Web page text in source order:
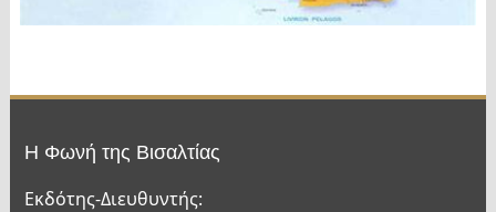
Η Φωνή της Βισαλτίας
Εκδότης-Διευθυντής: